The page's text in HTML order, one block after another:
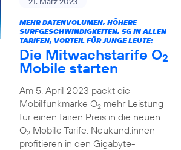
MEHR DATENVOLUMEN, HÖHERE
SURFGESCHWINDIGKEITEN, 5G IN ALLEN
TARIFEN, VORTEIL FÜR JUNGE LEUTE:
Die Mitwachstarife O2
Mobile starten
Am 5. April 2023 packt die
Mobilfunkmarke O2mehr Leistung
für einen fairen Preis in die neuen
O2Mobile Tarife. Neukund:innen
profitieren in den Gigabyte-